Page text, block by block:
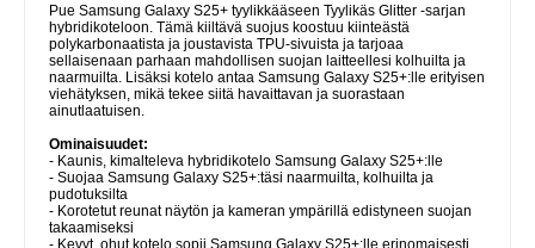
Pue Samsung Galaxy S25+ tyylikkääseen Tyylikäs Glitter -sarjan
hybridikoteloon. Tämä kiiltävä suojus koostuu kiinteästä
polykarbonaatista ja joustavista TPU-sivuista ja tarjoaa
sellaisenaan parhaan mahdollisen suojan laitteellesi kolhuilta ja
naarmuilta. Lisäksi kotelo antaa Samsung Galaxy S25+:lle erityisen
viehätyksen, mikä tekee siitä havaittavan ja suorastaan
ainutlaatuisen.
Ominaisuudet:
- Kaunis, kimalteleva hybridikotelo Samsung Galaxy S25+:lle
- Suojaa Samsung Galaxy S25+:täsi naarmuilta, kolhuilta ja
pudotuksilta
- Korotetut reunat näytön ja kameran ympärillä edistyneen suojan
takaamiseksi
- Kevyt, ohut kotelo sopii Samsung Galaxy S25+:lle erinomaisesti